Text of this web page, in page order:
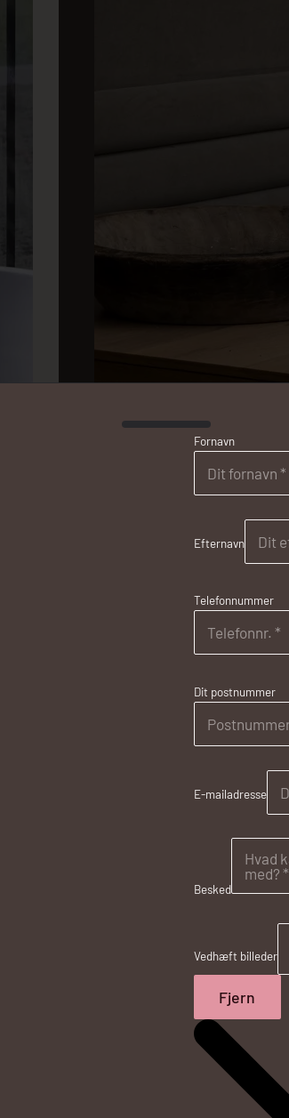
Fornavn
Efternavn
Telefonnummer
Dit postnummer
E-mailadresse
Besked
Vedhæft billeder
Fjern